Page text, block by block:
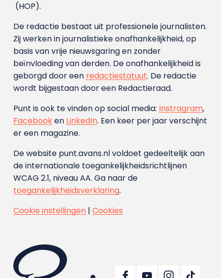
(HOP).
De redactie bestaat uit professionele journalisten.
Zij werken in journalistieke onafhankelijkheid, op
basis van vrije nieuwsgaring en zonder
beïnvloeding van derden. De onafhankelijkheid is
geborgd door een redactiestatuut. De redactie
wordt bijgestaan door een Redactieraad.
Punt is ook te vinden op social media: Instragram,
Facebooken LinkedIn. Een keer per jaar verschijnt
er een magazine.
De website punt.avans.nl voldoet gedeeltelijk aan
de internationale toegankelijkheidsrichtlijnen
WCAG 2.1, niveau AA. Ga naar de
toegankelijkheidsverklaring.
Cookie instellingen| Cookies